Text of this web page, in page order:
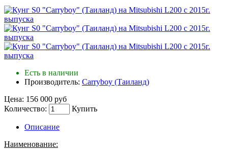
Есть в наличии
Производитель: Carryboy (Таиланд)
Цена: 156 000 руб
Количество:
Купить
Описание
Наименование: